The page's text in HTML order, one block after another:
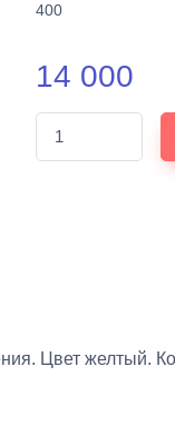
400
14 000
Цвет желтый.